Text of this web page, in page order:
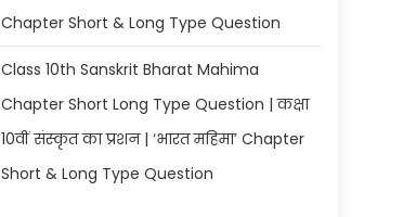
Chapter Short & Long Type Question
Class 10th Sanskrit Bharat Mahima
Chapter Short Long Type Question | कक्षा
10वीं संस्कृत का प्रशन | ‘भारत महिमा’ Chapter
Short & Long Type Question